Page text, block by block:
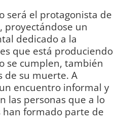
será el protagonista de
proyectándose un
dedicado a la
que está produciendo
se cumplen, también
de su muerte. A
encuentro informal y
las personas que a lo
han formado parte de